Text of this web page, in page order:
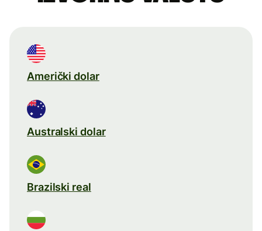
Američki dolar
Australski dolar
Brazilski real